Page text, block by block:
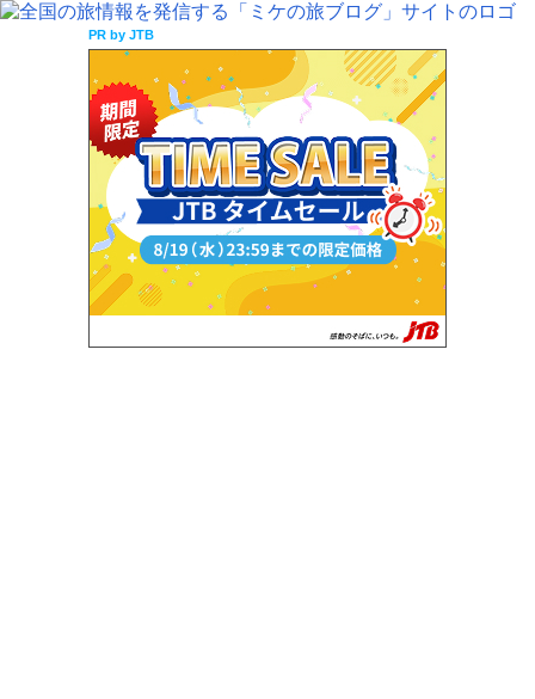
PR by JTB